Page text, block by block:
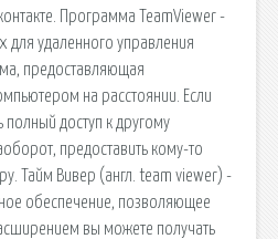
Программа TeamViewer -
для удаленного управления
предоставляющая
на расстоянии. Если
доступ к другому
предоставить кому-то
Тайм Вивер (англ. team viewer) -
обеспечение, позволяющее
вы можете получать